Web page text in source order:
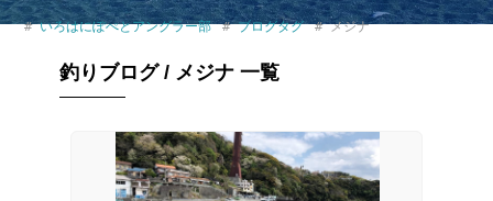
いろはにぽぺとアングラー部 ブログタグ メジナ
釣りブログ / メジナ 一覧